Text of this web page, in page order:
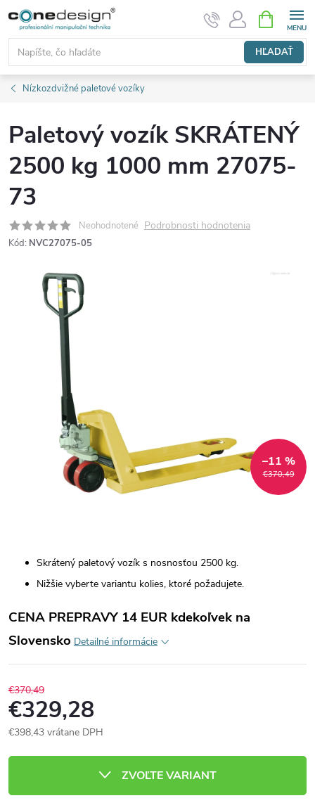
Prejsť
obsah
HĽADAŤ
KOŠÍK
Nízkozdvižné paletové vozíky
Paletový vozík SKRÁTENÝ
2500 kg 1000 mm 27075-
73
Neohodnotené Podrobnosti hodnotenia
Kód: NVC27075-05
€370,49
–11 %
Skrátený paletový vozík s nosnosťou 2500 kg.
Nižšie vyberte variantu kolies, ktoré požadujete.
CENA PREPRAVY 14 EUR kdekoľvek na
Slovensko Detailné informácie
€370,49
€329,28
€398,43 vrátane DPH
ZVOĽTE VARIANT